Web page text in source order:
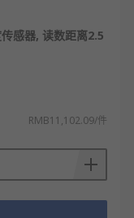
感器, 读数距离2.5
RMB11,102.09/件